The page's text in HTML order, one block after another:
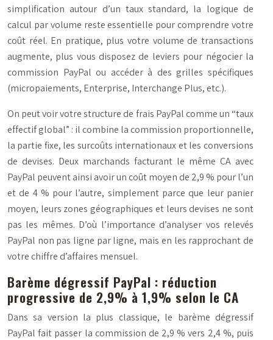
simplification autour d’un taux standard, la logique de
calcul par volume reste essentielle pour comprendre votre
coût réel. En pratique, plus votre volume de transactions
augmente, plus vous disposez de leviers pour négocier la
commission PayPal ou accéder à des grilles spécifiques
(micropaiements, Enterprise, Interchange Plus, etc.).
On peut voir votre structure de frais PayPal comme un “taux
effectif global” : il combine la commission proportionnelle,
la partie fixe, les surcoûts internationaux et les conversions
de devises. Deux marchands facturant le même CA avec
PayPal peuvent ainsi avoir un coût moyen de 2,9 % pour l’un
et de 4 % pour l’autre, simplement parce que leur panier
moyen, leurs zones géographiques et leurs devises ne sont
pas les mêmes. D’où l’importance d’analyser vos relevés
PayPal non pas ligne par ligne, mais en les rapprochant de
votre chiffre d’affaires mensuel.
Barème dégressif PayPal : réduction
progressive de 2,9% à 1,9% selon le CA
Dans sa version la plus classique, le barème dégressif
PayPal fait passer la commission de 2,9 % vers 2,4 %, puis